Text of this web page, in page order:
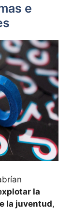
e
la
la juventud,